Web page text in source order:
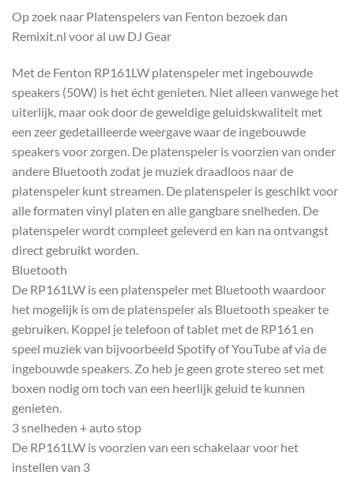
Op zoek naar Platenspelers van Fenton bezoek dan
Remixit.nl voor al uw DJ Gear
Met de Fenton RP161LW platenspeler met ingebouwde
speakers (50W) is het écht genieten. Niet alleen vanwege het
uiterlijk, maar ook door de geweldige geluidskwaliteit met
een zeer gedetailleerde weergave waar de ingebouwde
speakers voor zorgen. De platenspeler is voorzien van onder
andere Bluetooth zodat je muziek draadloos naar de
platenspeler kunt streamen. De platenspeler is geschikt voor
alle formaten vinyl platen en alle gangbare snelheden. De
platenspeler wordt compleet geleverd en kan na ontvangst
direct gebruikt worden.
Bluetooth
De RP161LW is een platenspeler met Bluetooth waardoor
het mogelijk is om de platenspeler als Bluetooth speaker te
gebruiken. Koppel je telefoon of tablet met de RP161 en
speel muziek van bijvoorbeeld Spotify of YouTube af via de
ingebouwde speakers. Zo heb je geen grote stereo set met
boxen nodig om toch van een heerlijk geluid te kunnen
genieten.
3 snelheden + auto stop
De RP161LW is voorzien van een schakelaar voor het
instellen van 3